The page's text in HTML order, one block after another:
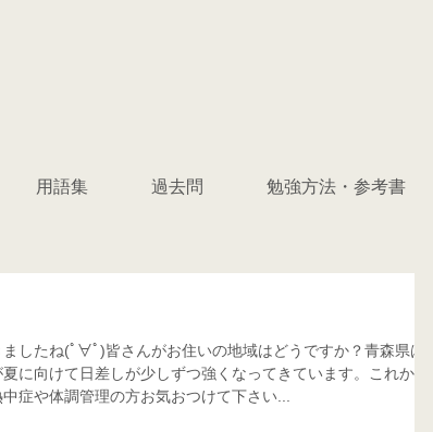
用語集 過去問 勉強方法・参考書
したね(ﾟ∀ﾟ)皆さんがお住いの地域はどうですか？青森県は比
に向けて日差しが少しずつ強くなってきています。これから
症や体調管理の方お気おつけて下さい...